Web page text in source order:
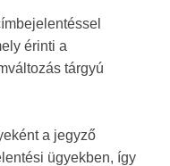
érinti a
tárgyú
a jegyző
ügyekben, így